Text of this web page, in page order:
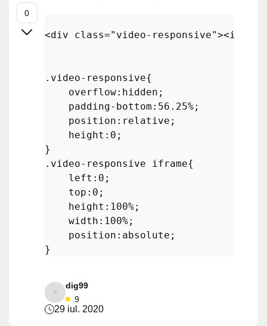
<div class=" video-responsive"><iframe
.video-responsive{
overflow:hidden;
padding-bottom : 56.25%;
position :relative;
height : 0 ;
.video-responsive
iframe{
left : 0 ;
top : 0 ;
height : 100%;
width : 100%;
position :absolute;
dig99
9
29 iul. 2020